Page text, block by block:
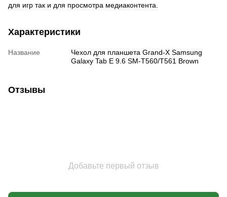
для игр так и для просмотра медиаконтента.
Характеристики
Название
Чехол для планшета Grand-X Samsung
Galaxy Tab E 9.6 SM-T560/T561 Brown
Отзывы
Добавьте первый отзыв